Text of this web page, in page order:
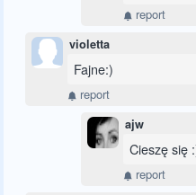
report
violetta
Fajne:)
report
ajw
Cieszę się
report